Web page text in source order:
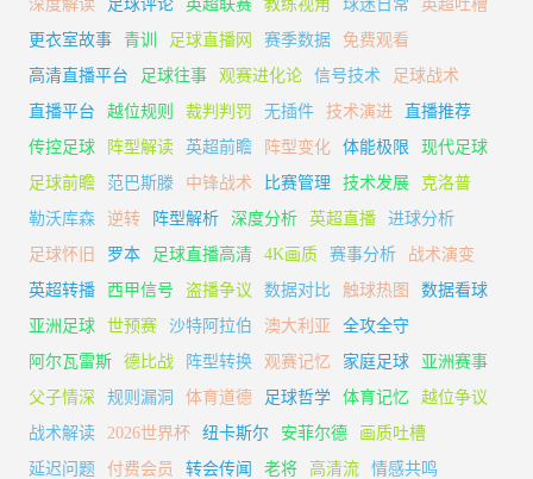
深度解读
足球评论 英超联赛 教练视角 球迷日常
英超吐槽
更衣室故事
青训 足球直播网 赛季数据
免费观看
高清直播平台
足球往事 观赛进化论 信号技术
足球战术
直播平台
越位规则 裁判判罚 无插件 技术演进
直播推荐
传控足球
阵型解读 英超前瞻 阵型变化 体能极限
现代足球
足球前瞻
范巴斯滕 中锋战术 比赛管理 技术发展
克洛普
勒沃库森
逆转 阵型解析 深度分析 英超直播
进球分析
足球怀旧
罗本 足球直播高清 4K画质 赛事分析
战术演变
英超转播
西甲信号 盗播争议 数据对比 触球热图
数据看球
亚洲足球
世预赛 沙特阿拉伯 澳大利亚
全攻全守
阿尔瓦雷斯
德比战 阵型转换 观赛记忆 家庭足球
亚洲赛事
父子情深
规则漏洞 体育道德 足球哲学 体育记忆
越位争议
战术解读
2026世界杯 纽卡斯尔 安菲尔德
画质吐槽
延迟问题
付费会员 转会传闻 老将 高清流
情感共鸣